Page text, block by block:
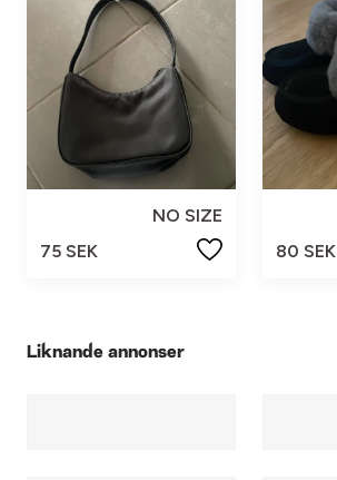
NO SIZE
75 SEK
80 SEK
Liknande annonser